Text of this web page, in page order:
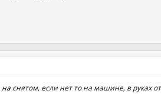
снятом, если нет то на машине, в руках